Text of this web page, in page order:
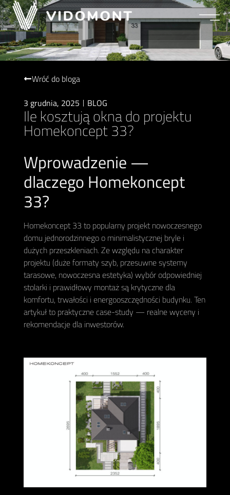
Wróć do bloga
3 grudnia, 2025
BLOG
Ile kosztują okna do projektu
Homekoncept 33?
Wprowadzenie —
dlaczego Homekoncept
33?
Homekoncept 33 to popularny projekt nowoczesnego
domu jednorodzinnego o minimalistycznej bryle i
dużych przeszkleniach. Ze względu na charakter
projektu (duże formaty szyb, przesuwne systemy
tarasowe, nowoczesna estetyka) wybór odpowiedniej
stolarki i prawidłowy montaż są krytyczne dla
komfortu, trwałości i energooszczędności budynku. Ten
artykuł to praktyczne case-study — realne wyceny i
rekomendacje dla inwestorów.